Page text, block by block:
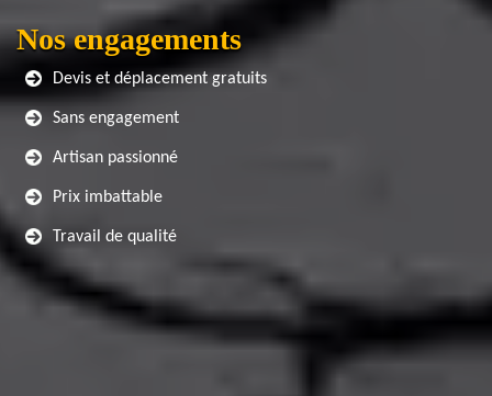
Nos engagements
Devis et déplacement gratuits
Sans engagement
Artisan passionné
Prix imbattable
Travail de qualité